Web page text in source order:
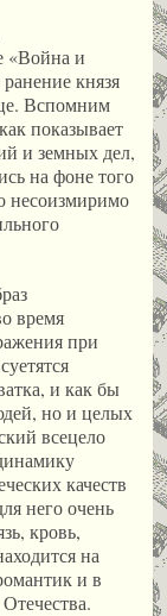
«Война и
князя
Вспомним
показывает
и земных дел,
на фоне того
несоизмиримо
время
при
и как бы
но и целых
всецело
качеств
него очень
кровь,
на
и в